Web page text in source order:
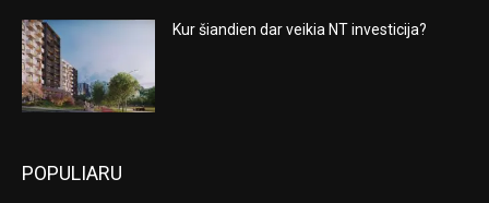
Kur šiandien dar veikia NT investicija?
POPULIARU